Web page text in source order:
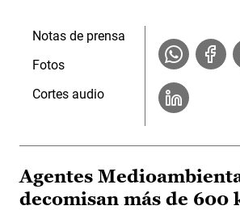
Notas de prensa
Fotos
Cortes audio
Agentes
decomisan más de 600